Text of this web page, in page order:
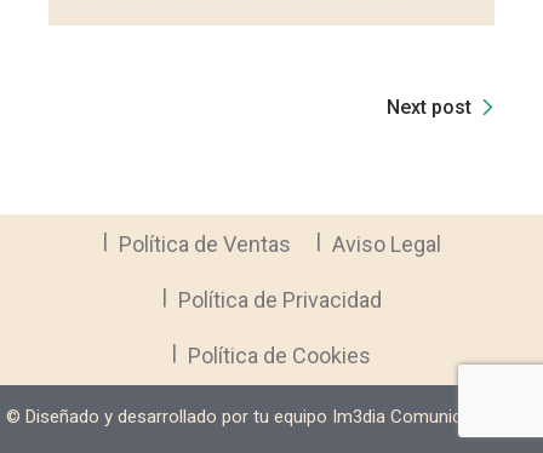
Next post
Política de Ventas Aviso Legal
Política de Privacidad
Política de Cookies
©️ Diseñado y desarrollado por tu equipo Im3dia Comunicación